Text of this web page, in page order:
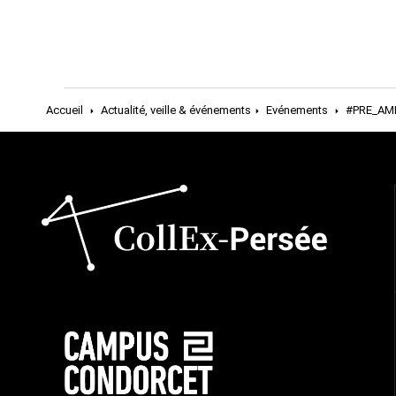
Accueil Actualité, veille & événements Evénements